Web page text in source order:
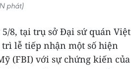
phát)
8, tại trụ sở Đại sứ quán Việt
lễ tiếp nhận một số hiện
(FBI) với sự chứng kiến của